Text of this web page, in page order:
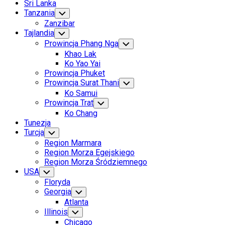
Sri Lanka
Tanzania Toggle
Child
Menu
Zanzibar
Tajlandia Toggle
Child
Menu
Prowincja Phang Nga Toggle
Child
Khao Lak
Ko Yao Yai
Prowincja Phuket
Prowincja Surat Thani Toggle
Child
Ko Samui
Prowincja Trat Toggle
Child
Menu
Ko Chang
Tunezja
Turcja Toggle
Child
Menu
Region Marmara
Region Morza Egejskiego
Region Morza Śródziemnego
USA Toggle
Child
Menu
Floryda
Georgia Toggle
Child
Menu
Atlanta
Illinois Toggle
Child
Chicago